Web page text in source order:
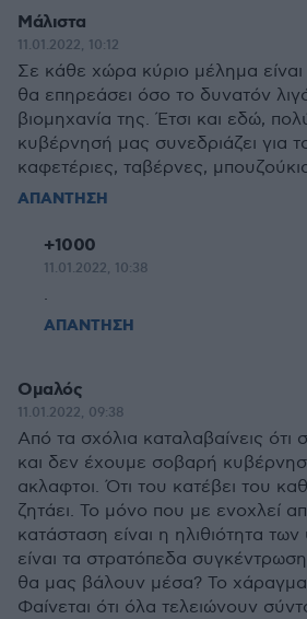
Μάλιστα
11.01.2022, 10:12
Σε κάθε χώρα κύριο μέλημα
θα επηρεάσει όσο το δυνατόν
βιομηχανία της. Έτσι και εδώ,
κυβέρνησή μας συνεδριάζει για
καφετέριες, ταβέρνες,
ΑΠΑΝΤΗΣΗ
+1000
11.01.2022, 10:38
.
ΑΠΑΝΤΗΣΗ
Ομαλός
11.01.2022, 09:38
Από τα σχόλια καταλαβαίνεις ότι
και δεν έχουμε σοβαρή
ακλαφτοι. Ότι του κατέβει του
ζητάει. Το μόνο που με ενοχλεί
κατάσταση είναι η ηλιθιότητα
είναι τα στρατόπεδα
θα μας βάλουν μέσα? Το
Φαίνεται ότι όλα τελειώνουν